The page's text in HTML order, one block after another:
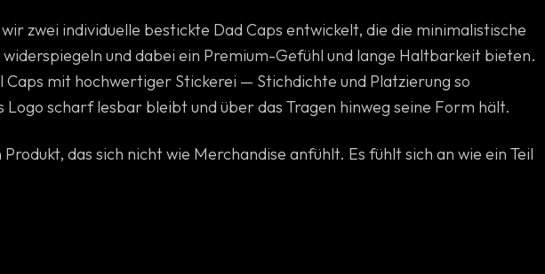
zwei individuelle bestickte Dad Caps entwickelt, die die minimalistische
und dabei ein Premium-Gefühl und lange Haltbarkeit bieten.
Caps mit hochwertiger Stickerei — Stichdichte und Platzierung so
Logo scharf lesbar bleibt und über das Tragen hinweg seine Form hält.
das sich nicht wie Merchandise anfühlt. Es fühlt sich an wie ein Teil